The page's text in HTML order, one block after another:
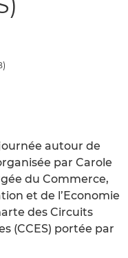
journée autour de
par Carole
du Commerce,
et de l’Economie
des Circuits
(CCES) portée par